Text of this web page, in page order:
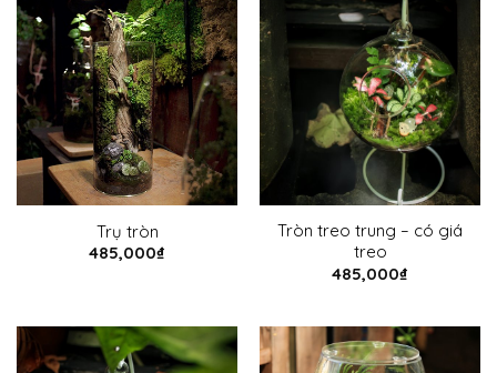
Trụ tròn
485,000₫
Tròn treo trung – có giá
treo
485,000₫